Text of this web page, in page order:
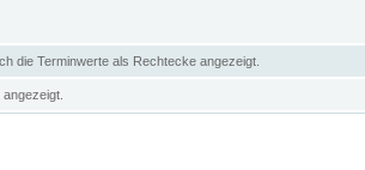
die Terminwerte als Rechtecke angezeigt.